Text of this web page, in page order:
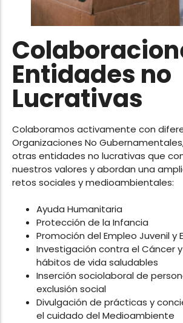
Entidades no
Lucrativas
Colaboramos activamente con
Organizaciones No
otras entidades no lucrativas que
nuestros valores y abordan una
retos sociales y medioambientales:
Ayuda Humanitaria
Protección de la Infancia
Promoción del Empleo Juvenil y
Investigación contra el Cáncer
hábitos de vida saludables
Inserción sociolaboral de
exclusión social
Divulgación de prácticas y
el cuidado del Medioambiente